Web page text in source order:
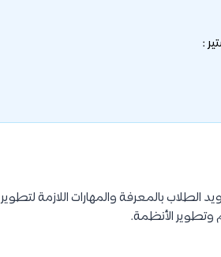
:
الطلاب بالمعرفة والمهارات اللازمة لتطوير
وتطوير الأنظمة.